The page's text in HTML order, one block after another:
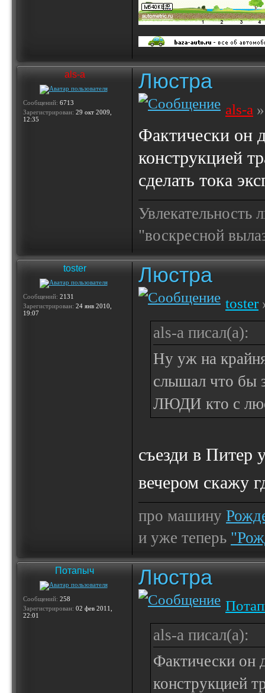
als-a
Сообщений: 6713
Зарегистрирован: 29 окт 2009,
12:35
Люстра
als-a
Фактически он
конструкцией
сделать тока
Увлекательность
"воскресной
toster
Сообщений: 2131
Зарегистрирован: 24 янв 2010,
19:07
Люстра
toster
als-a писал(а):
Ну уж на
слышал что бы
ЛЮДИ кто с
съезди в Питер
вечером скажу
про машину
и уже теперь
Потапыч
Сообщений: 258
Зарегистрирован: 02 фев 2011,
22:01
Люстра
als-a писал(а):
Фактически он
конструкцией